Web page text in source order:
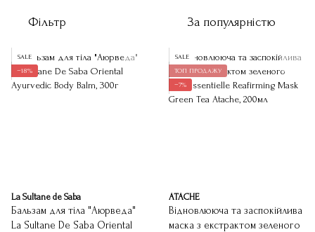
Фільтр За популярністю
SALE
−18%
La Sultane de Saba
Бальзам для тіла "Аюрведа"
La Sultane De Saba Oriental
SALE
ТОП ПРОДАЖУ
−7%
ATACHE
Відновлююча та заспокійлива
маска з екстрактом зеленого